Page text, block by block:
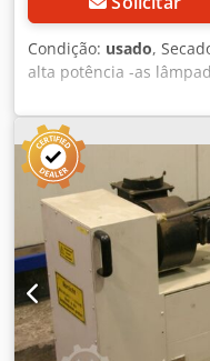
Condição: usado,
alta potência -as
unidade de secagem
1400 mm -uma
de tubo: CK 110/80 -
2x lâmpadas
Preço: por peça -
disponíveis a custo
ID13950) -Dimensões:
kg/peça Dedpfx Aecft